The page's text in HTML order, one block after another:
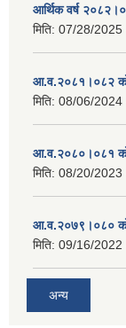
आर्थिक वर्ष
मिति: 07/28/2025
आ.व.२०८१।०८२ को
मिति: 08/06/2024
आ.व.२०८०।०८१ को
मिति: 08/20/2023
आ.व.२०७९।०८० को
मिति: 09/16/2022
अन्य